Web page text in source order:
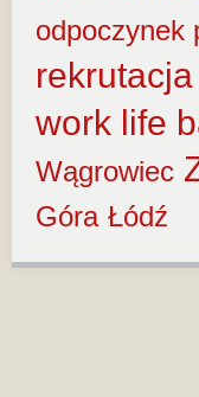
odpoczynek
rekrutacja
work life
Wągrowiec
Góra Łódź